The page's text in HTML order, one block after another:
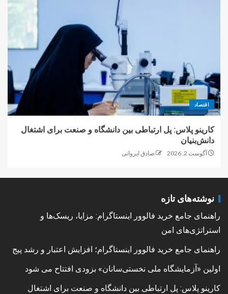
اقتصاد
کارینو پلاس: پل ارتباطی بین دانشگاه و صنعت برای اشتغال
دانش‌بنیان
آگوست 2, 2026 صادق ایروانی
نوشته‌های تازه
راهنمای جامع خرید فالوور اینستاگرام: مزایا، ریسک‌ها و
استراتژی‌های امن
راهنمای جامع خرید فالوور اینستاگرام؛ افزایش اعتبار و رشد پیج
اولین «آزمایشگاه ملی نخستی‌سانان» بزودی افتتاح می شود
کارینو پلاس: پل ارتباطی بین دانشگاه و صنعت برای اشتغال